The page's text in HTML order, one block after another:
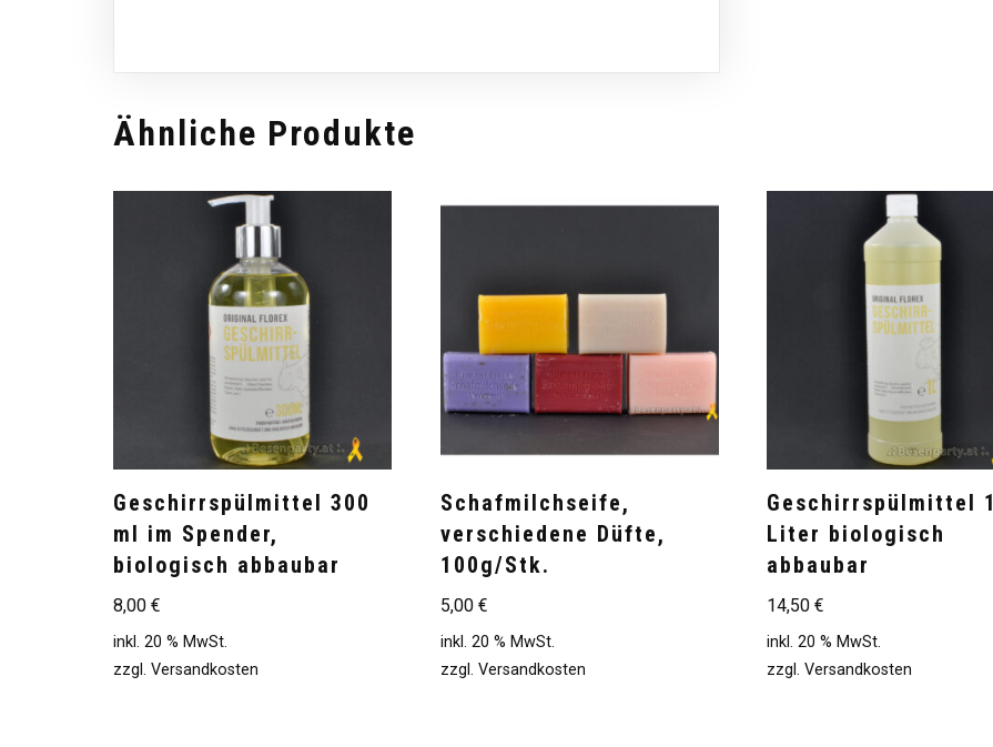
Ähnliche Produkte
Geschirrspülmittel 300
ml im Spender,
biologisch abbaubar
8,00 €
inkl. 20 % MwSt.
zzgl. Versandkosten
Schafmilchseife,
verschiedene Düfte,
100g/Stk.
5,00 €
inkl. 20 % MwSt.
zzgl. Versandkosten
Geschirrspülmittel 1
Liter biologisch
abbaubar
14,50€
inkl. 20 % MwSt.
zzgl.Versandkosten